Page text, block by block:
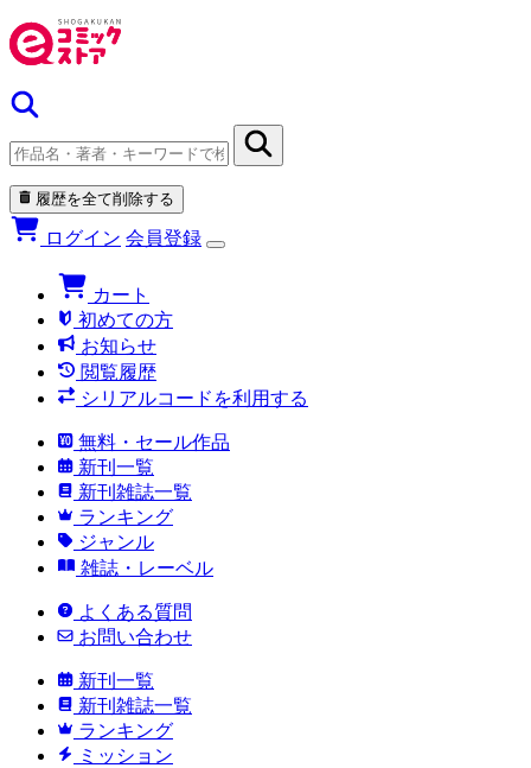
履歴を全て削除する
ログイン 会員登録
カート
初めての方
お知らせ
閲覧履歴
シリアルコードを利用する
無料・セール作品
新刊一覧
新刊雑誌一覧
ランキング
ジャンル
雑誌・レーベル
よくある質問
お問い合わせ
新刊一覧
新刊雑誌一覧
ランキング
ミッション